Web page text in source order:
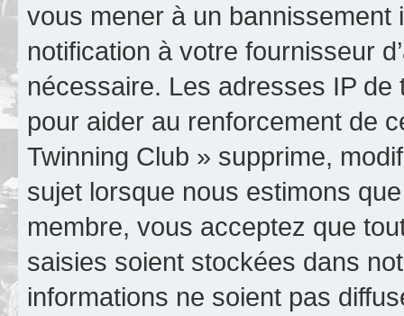
vous mener à un
notification à votre fournisseur
nécessaire. Les adresses IP
pour aider au renforcement de
Twinning Club » supprime,
sujet lorsque nous estimons
membre, vous acceptez que
saisies soient stockées dans
informations ne soient pas